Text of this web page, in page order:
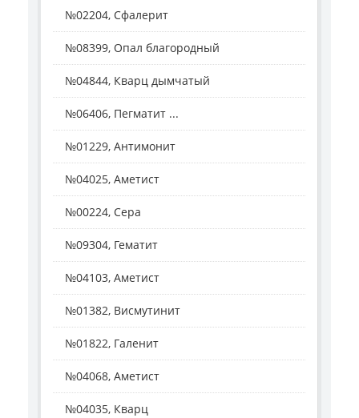
№02204, Сфалерит
№08399, Опал благородный
№04844, Кварц дымчатый
№06406, Пегматит ...
№01229, Антимонит
№04025, Аметист
№00224, Сера
№09304, Гематит
№04103, Аметист
№01382, Висмутинит
№01822, Галенит
№04068, Аметист
№04035, Кварц